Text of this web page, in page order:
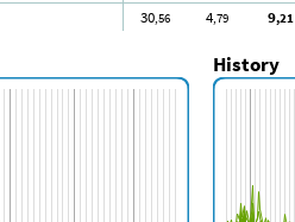
30,56 4,79 9,21
History